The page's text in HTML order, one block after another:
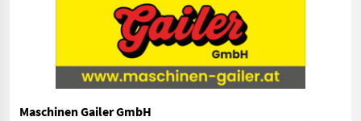
Maschinen Gailer GmbH